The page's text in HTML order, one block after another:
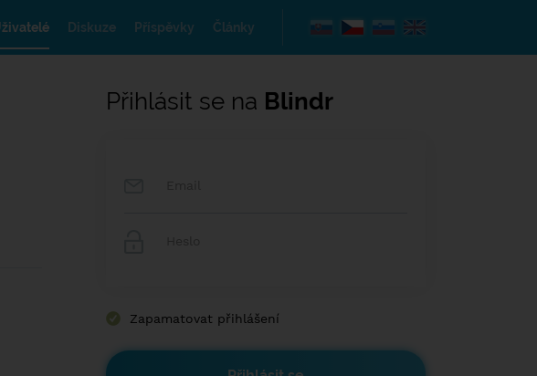
Diskuze Příspěvky Články
Přihlásit se na Blindr
Zapamatovat přihlášení